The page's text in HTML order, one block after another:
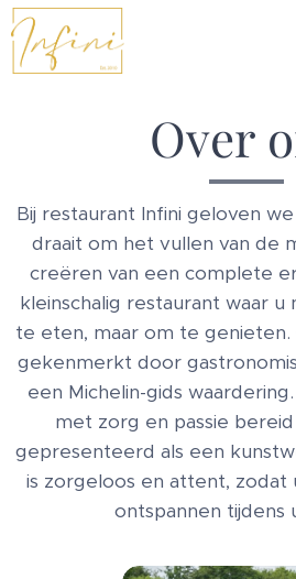
Over
Bij restaurant Infini geloven
draait om het vullen van de
creëren van een complete
kleinschalig restaurant waar
te eten, maar om te
gekenmerkt door
een Michelin-gids
met zorg en passie
gepresenteerd als een
is zorgeloos en attent, zodat
ontspannen tijdens